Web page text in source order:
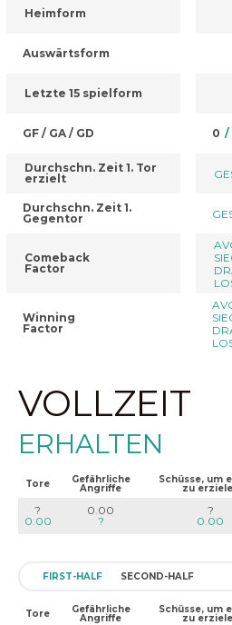
Heimform
Auswärtsform
Letzte 15 spielform
GF / GA / GD
Durchschn. Zeit 1. Tor
erzielt
Durchschn. Zeit 1.
Gegentor
Comeback
Factor
Winning
Factor
0 /
VOLLZEIT
ERHALTEN
Tore Gefährliche
Angriffe
Schüsse, um
zu
?
0.00
0.00
?
?
0.00
FIRST-HALF SECOND-HALF
Tore Gefährliche
Angriffe
Schüsse, um
zu